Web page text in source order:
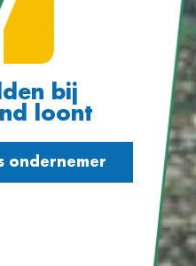
bij
loont
ondernemer